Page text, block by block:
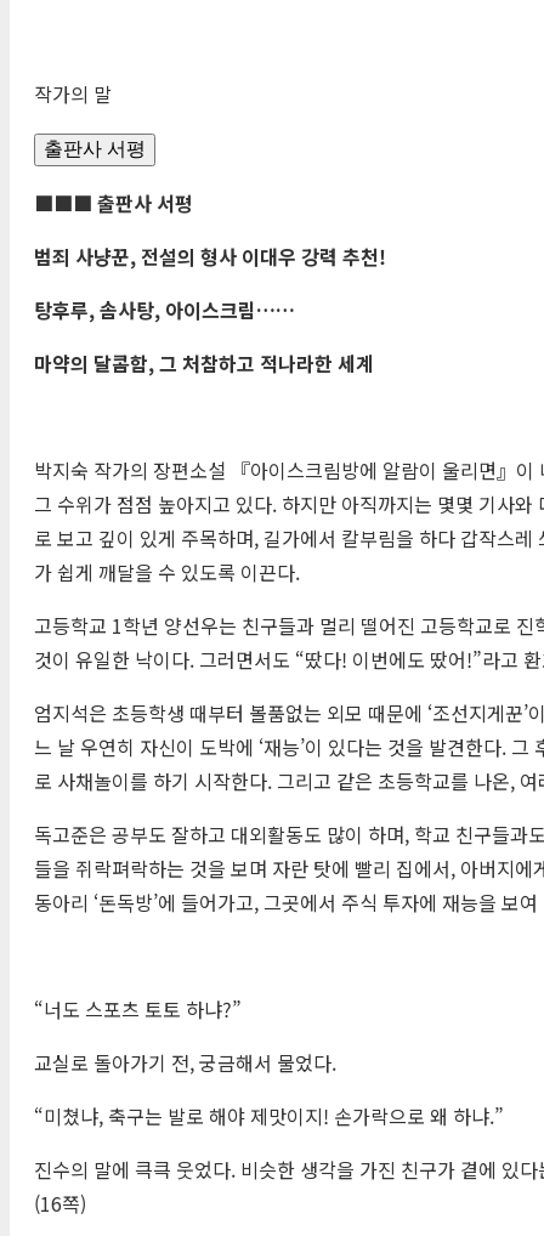
작가의 말
출판사 서평
■■■ 출판사 서평
범죄 사냥꾼, 전설의 형사 이대우 강력 추천!
탕후루,솜사탕, 아이스크림……
마약의 달콤함,그 처참하고 적나라한 세계
박지숙 작가의 장편소설 『아이스크림방에 알람이 울리면』
그 수위가 점점 높아지고 있다. 하지만 아직까지는 몇몇 기사
로 보고 깊이 있게 주목하며, 길가에서 칼부림을 하다 갑작스
가 쉽게 깨달을 수 있도록 이끈다.
고등학교 1학년 양선우는 친구들과 멀리 떨어진 고등학교로
것이 유일한 낙이다. 그러면서도 “땄다! 이번에도 땄어!”라고
엄지석은 초등학생 때부터 볼품없는 외모 때문에 ‘조선지게꾼
느 날 우연히 자신이 도박에 ‘재능’이 있다는 것을 발견한다.
로 사채놀이를 하기 시작한다. 그리고 같은 초등학교를 나온,
독고준은 공부도 잘하고 대외활동도 많이 하며, 학교 친구들
들을 쥐락펴락하는 것을 보며 자란 탓에 빨리 집에서, 아버지
동아리 ‘돈독방’에 들어가고, 그곳에서 주식 투자에 재능을 보
“너도 스포츠 토토 하냐?”
교실로 돌아가기 전, 궁금해서 물었다.
“미쳤냐, 축구는 발로 해야 제맛이지! 손가락으로 왜 하냐.”
진수의 말에 큭큭 웃었다. 비슷한 생각을 가진 친구가 곁에 있
(16쪽)